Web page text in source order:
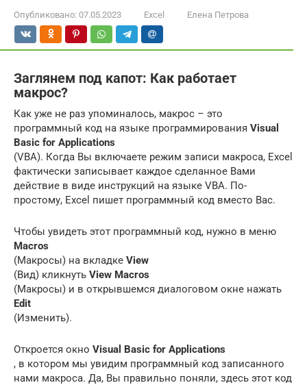
Опубликовано: 07.05.2023 Excel Елена Петрова
Заглянем под капот: Как работает
макрос?
Как уже не раз упоминалось, макрос – это
программный код на языке программирования Visual
Basic for Applications
(VBA). Когда Вы включаете режим записи макроса, Excel
фактически записывает каждое сделанное Вами
действие в виде инструкций на языке VBA. По-
простому, Excel пишет программный код вместо Вас.
Чтобы увидеть этот программный код, нужно в меню
Macros
(Макросы) на вкладке View
(Вид) кликнуть View Macros
(Макросы) и в открывшемся диалоговом окне нажать
Edit
(Изменить).
Откроется окно Visual Basic for Applications
, в котором мы увидим программный код записанного
нами макроса. Да, Вы правильно поняли, здесь этот код